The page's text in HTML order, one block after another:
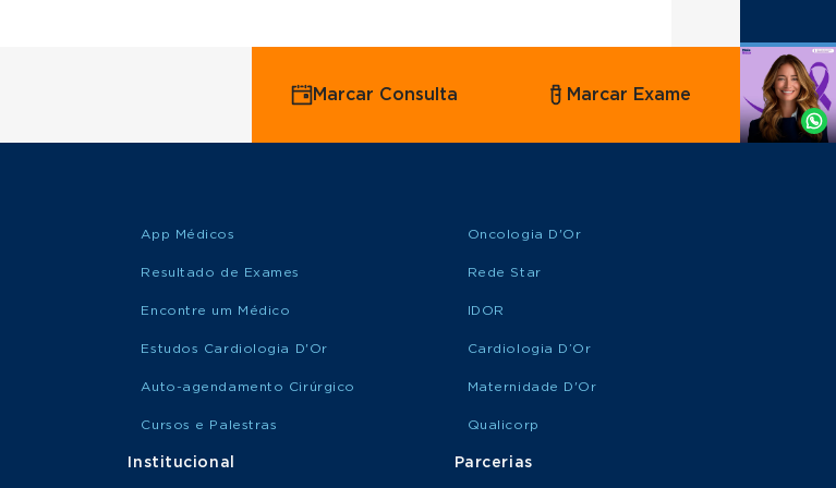
Agende
Whatsapp
Marcar Consulta Marcar Exame
App Médicos
Resultado de Exames
Encontre um Médico
Estudos Cardiologia D'Or
Auto-agendamento Cirúrgico
Cursos e Palestras
Institucional
Oncologia D'Or
Rede Star
IDOR
Cardiologia D’Or
Maternidade D'Or
Qualicorp
Parcerias